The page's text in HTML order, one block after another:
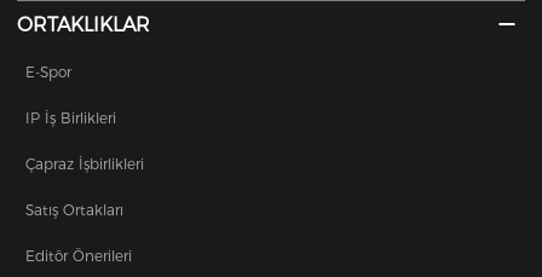
ORTAKLIKLAR
E-Spor
IP İş Birlikleri
Çapraz İşbirlikleri
Satış Ortakları
Editör Önerileri